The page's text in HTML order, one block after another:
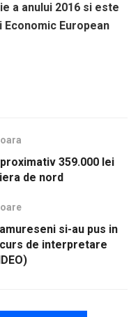
a anului 2016 si este
European
359.000 lei
de nord
si-au pus in
de interpretare